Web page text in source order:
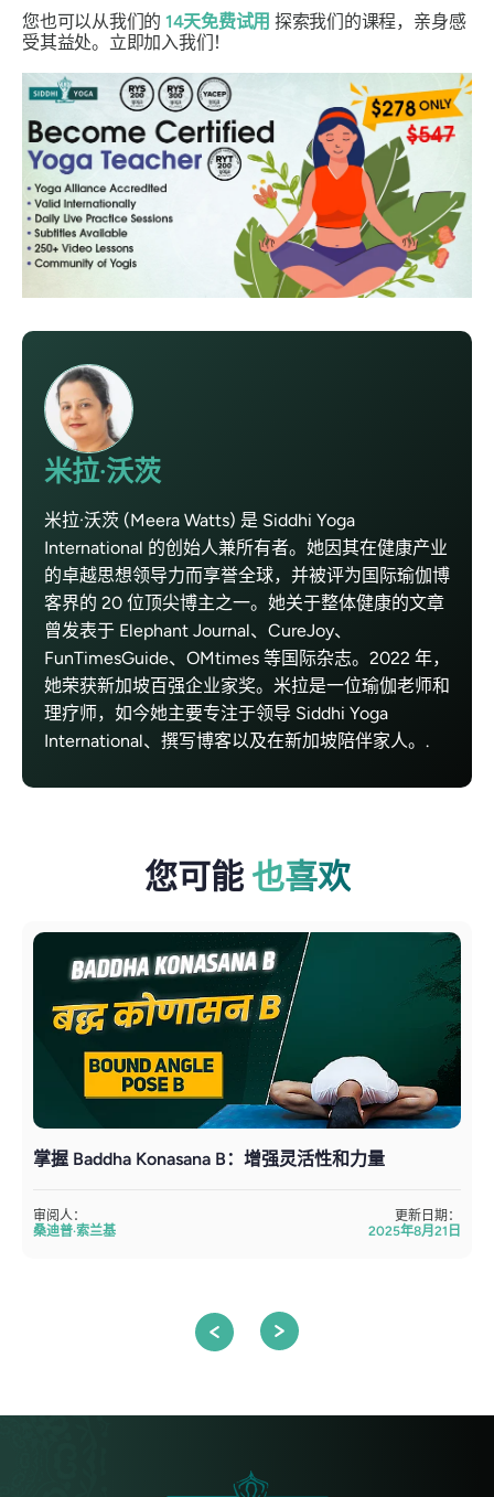
您也可以从我们的 14天免费试用 探索我们的课程，亲身感
受其益处。立即加入我们！
米拉·沃茨
米拉·沃茨 (Meera Watts) 是 Siddhi Yoga
International 的创始人兼所有者。她因其在健康产业
的卓越思想领导力而享誉全球，并被评为国际瑜伽博
客界的 20 位顶尖博主之一。她关于整体健康的文章
曾发表于 Elephant Journal、CureJoy、
FunTimesGuide、OMtimes 等国际杂志。2022 年，
她荣获新加坡百强企业家奖。米拉是一位瑜伽老师和
理疗师，如今她主要专注于领导 Siddhi Yoga
International、撰写博客以及在新加坡陪伴家人。.
您可能 也喜欢
掌握 Baddha Konasana B：增强灵活性和力量
审阅人：
桑迪普·索兰基
更新日期：
2025年8月21日